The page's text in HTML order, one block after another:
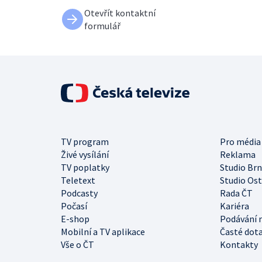
Otevřít kontaktní
formulář
TV program
Pro média
Živé vysílání
Reklama
TV poplatky
Studio
Teletext
Studio
Podcasty
Rada ČT
Počasí
Kariéra
E-shop
Podávání
Mobilní a TV aplikace
Časté
Vše o ČT
Kontakty